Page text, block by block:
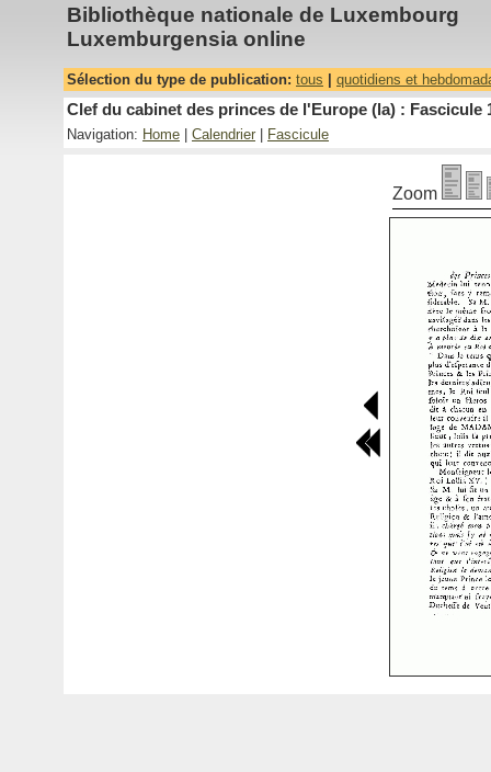
Bibliothèque nationale de Luxembourg
Luxemburgensia online
Sélection du type de publication: tous quotidiens et
Clef du cabinet des princes de l'Europe (la) : Fascicule
Navigation: Home Calendrier Fascicule
Zoom